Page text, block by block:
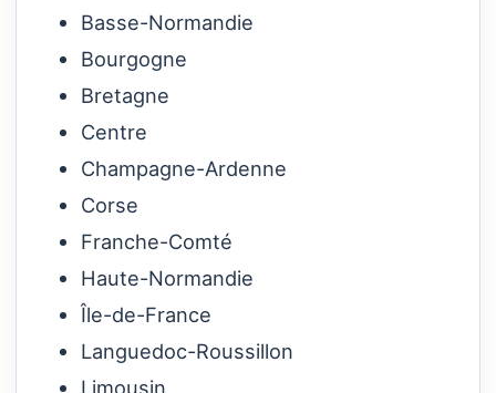
Basse-Normandie
Bourgogne
Bretagne
Centre
Champagne-Ardenne
Corse
Franche-Comté
Haute-Normandie
Île-de-France
Languedoc-Roussillon
Limousin